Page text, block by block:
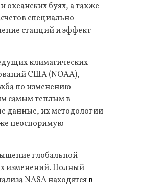
океанских буях, а также
специально
станций и эффект
климатических
США (NOAA),
по изменению
самым теплым в
данные, их методологии
неоспоримую
глобальной
изменений. Полный
NASA находятсяв